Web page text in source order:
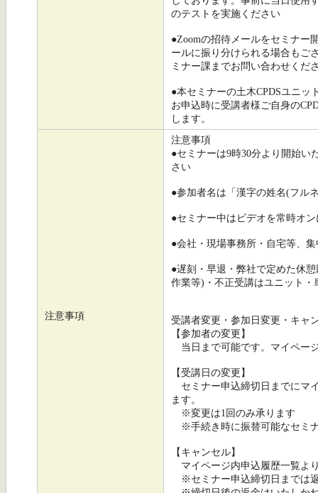
のテストを実施ください
●Zoomの招待メールをセミナー
ールに振り分けられる場合もご
ミナー課までお問い合わせくだ
●本セミナーの土木CPDSユニッ
お申込時に受講者様ご自身の
します。
注意事項
注意事項
●セミナーは9時30分より開始い
さい
●参加者名は「漢字の姓名(フル
●セミナー中はビデオを常時オ
●会社・現場事務所・自宅等、
●遅刻・早退・弊社で定めた休
作業等)・不正受講はユニット
受講者変更・参加日変更・キャ
【参加者の変更】
当日まで可能です。マイペー
【受講日の変更】
セミナー申込締切日までにマ
ます。
※変更は1回のみ承ります
※手続き時に振替可能なセミ
【キャンセル】
マイページ内申込履歴一覧よ
※セミナー申込締切日までは